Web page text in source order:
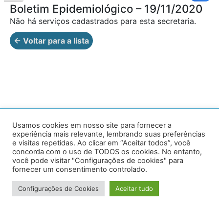
Boletim Epidemiológico – 19/11/2020
Não há serviços cadastrados para esta secretaria.
← Voltar para a lista
Av. Prof. Armando Alves da Silva, nº 1950 - Zacarias,
Caratinga - MG - 35302-403 / Tel: (33) 3329 8000
Desenvolvido por VersaTec
Usamos cookies em nosso site para fornecer a
experiência mais relevante, lembrando suas preferências
e visitas repetidas. Ao clicar em “Aceitar todos”, você
concorda com o uso de TODOS os cookies. No entanto,
você pode visitar "Configurações de cookies" para
fornecer um consentimento controlado.
Configurações de Cookies Aceitar tudo